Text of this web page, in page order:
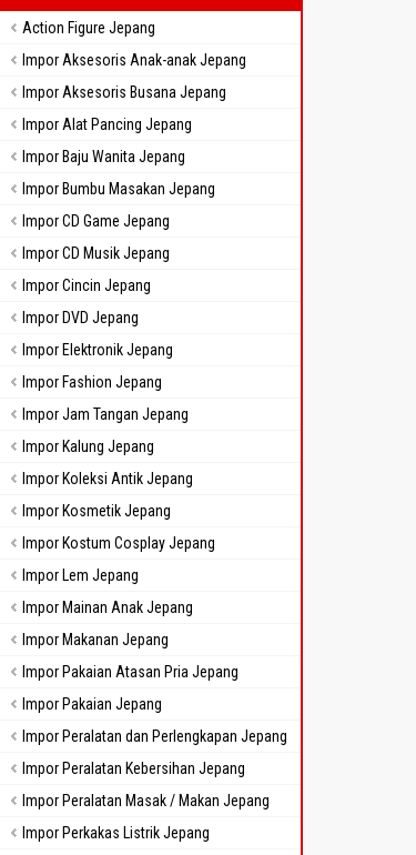
Action Figure Jepang
Impor Aksesoris Anak-anak Jepang
Impor Aksesoris Busana Jepang
Impor Alat Pancing Jepang
Impor Baju Wanita Jepang
Impor Bumbu Masakan Jepang
Impor CD Game Jepang
Impor CD Musik Jepang
Impor Cincin Jepang
Impor DVD Jepang
Impor Elektronik Jepang
Impor Fashion Jepang
Impor Jam Tangan Jepang
Impor Kalung Jepang
Impor Koleksi Antik Jepang
Impor Kosmetik Jepang
Impor Kostum Cosplay Jepang
Impor Lem Jepang
Impor Mainan Anak Jepang
Impor Makanan Jepang
Impor Pakaian Atasan Pria Jepang
Impor Pakaian Jepang
Impor Peralatan dan Perlengkapan Jepang
Impor Peralatan Kebersihan Jepang
Impor Peralatan Masak / Makan Jepang
Impor Perkakas Listrik Jepang